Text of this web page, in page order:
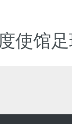
使馆